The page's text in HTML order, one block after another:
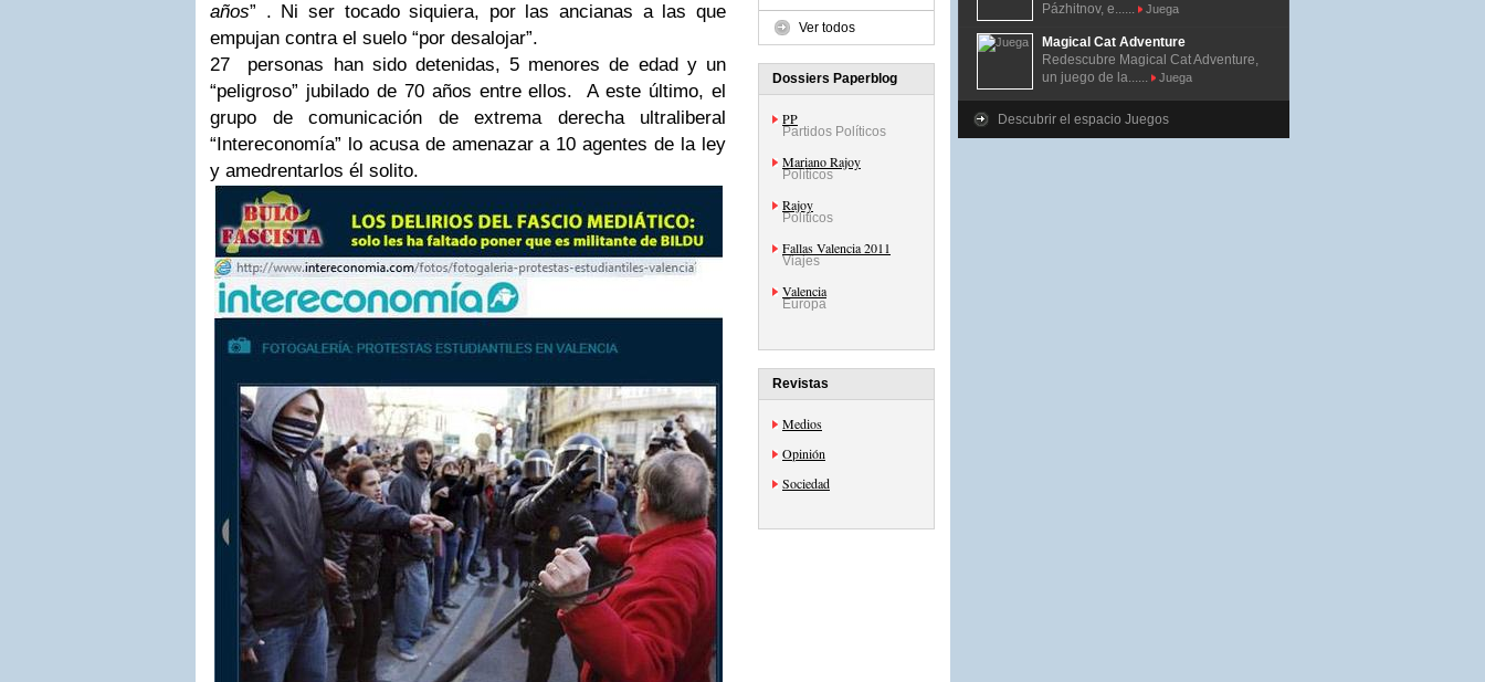
años” . Ni ser tocado siquiera, por las ancianas a las que
empujan contra el suelo “por desalojar”.
27 personas han sido detenidas, 5 menores de edad y un
“peligroso” jubilado de 70 años entre ellos. A este último, el
grupo de comunicación de extrema derecha ultraliberal
“Intereconomía” lo acusa de amenazar a 10 agentes de la ley
y amedrentarlos él solito.
Ver todos
Dossiers Paperblog
PP
Partidos Políticos
Mariano Rajoy
Políticos
Rajoy
Políticos
Fallas Valencia 2011
Viajes
Valencia
Europa
Revistas
Medios
Opinión
Sociedad
Pázhitnov, e......
Juega
Magical Cat Adventure
Redescubre Magical Cat Adventure,
un juego de la......
Juega
Descubrir el espacio Juegos